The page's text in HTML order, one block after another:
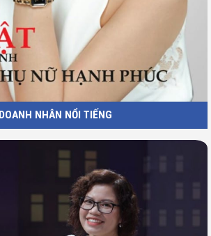
DOANH NHÂN NỔI TIẾNG